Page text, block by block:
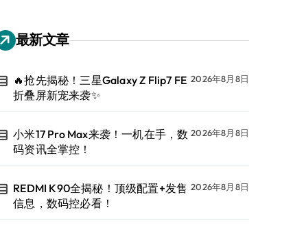
最新文章
🔥抢先揭秘！三星Galaxy Z Flip7 FE
折叠屏新宠来袭✨
2026年8月8日
小米17 Pro Max来袭！一机在手，数
码资讯全掌控！
2026年8月8日
REDMI K90全揭秘！顶级配置+发售
信息，数码控必看！
2026年8月8日